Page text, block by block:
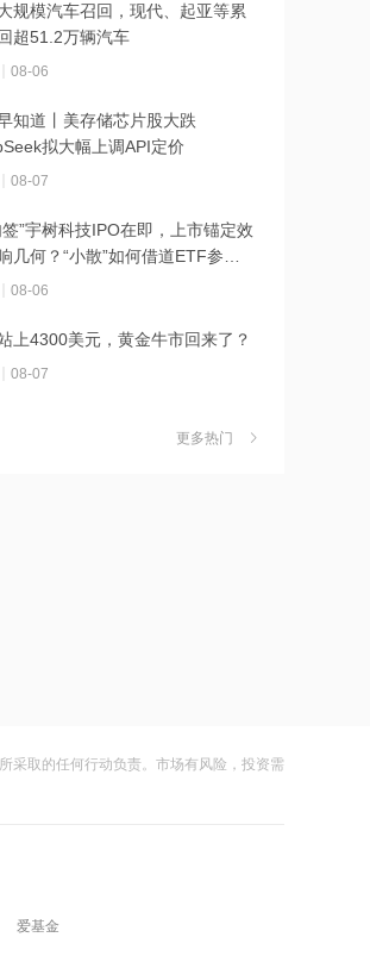
产业新设企业40万户 上半年全国经
发展数据发布
士：马斯克拒绝让乌克兰用“星
俄境内目标
价重返1300元
金总经理变更
规模汽车召回，现代、起亚等累
超51.2万辆汽车
08-06
知道丨美存储芯片股大跌
拟大幅上调API定价
08-07
签”宇树科技IPO在即，上市锚定效
几何？“小散”如何借道ETF参
08-06
上4300美元，黄金牛市回来了？
08-07
？公司回应：设备还在安装中，谈
更多热门
采取的任何行动负责。市场有风险，投资需
爱基金